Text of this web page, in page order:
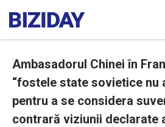
Ambasadorul Chinei în
“fostele state sovietice nu
pentru a se considera
contrară viziunii declarate